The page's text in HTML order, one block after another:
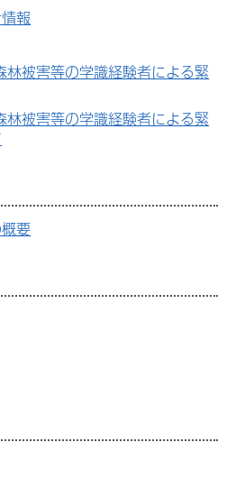
報
被害等の学識経験者による緊
被害等の学識経験者による緊
要